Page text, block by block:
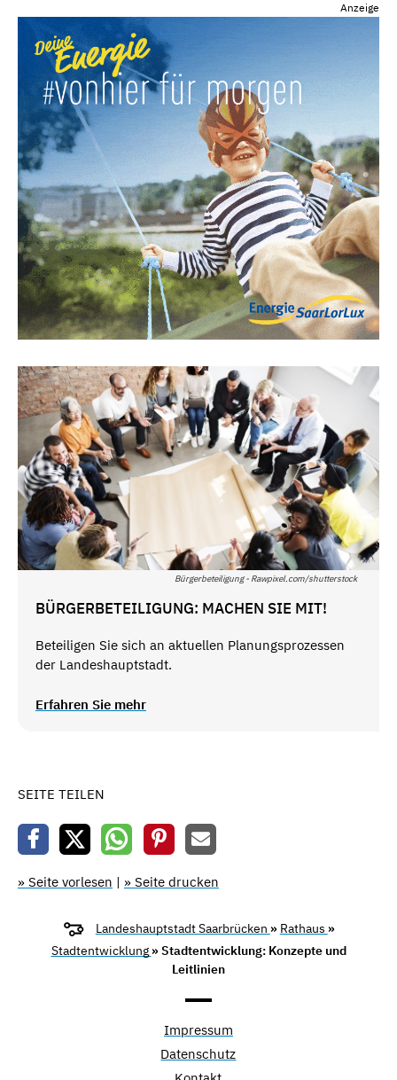
Anzeige
Bürgerbeteiligung - Rawpixel.com/shutterstock
BÜRGERBETEILIGUNG: MACHEN SIE MIT!
Beteiligen Sie sich an aktuellen Planungsprozessen
der Landeshauptstadt.
Erfahren Sie mehr
SEITE TEILEN
» Seite vorlesen | » Seite drucken
Landeshauptstadt Saarbrücken » Rathaus »
Stadtentwicklung » Stadtentwicklung: Konzepte und
Leitlinien
Impressum
Datenschutz